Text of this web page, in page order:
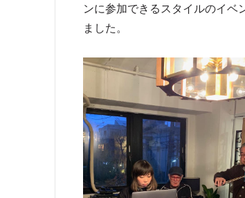
ンに参加できるスタイルのイ
ました。